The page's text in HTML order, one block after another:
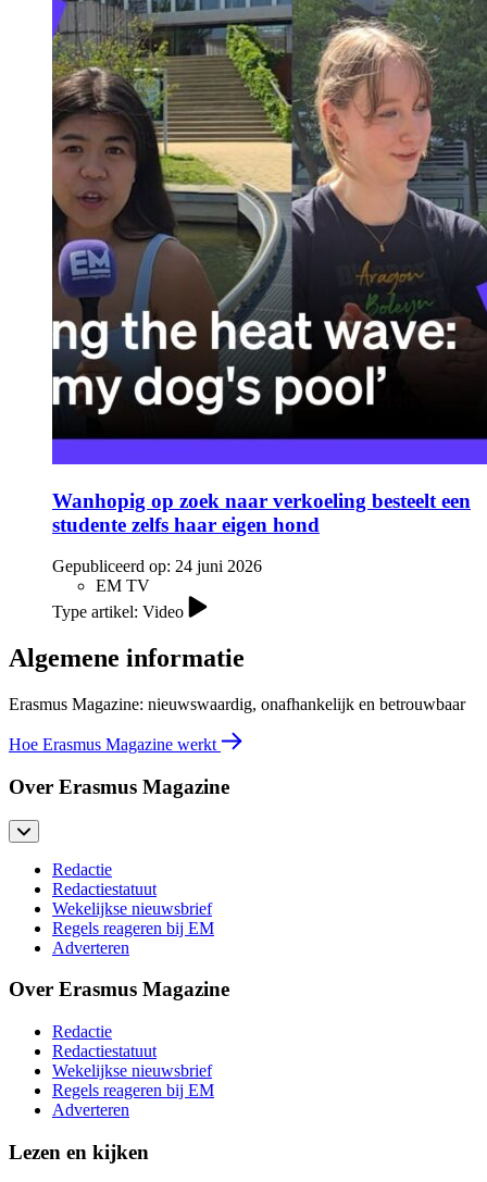
Wanhopig op zoek naar verkoeling besteelt een
studente zelfs haar eigen hond
Gepubliceerd op: 24 juni 2026
EM TV
Type artikel: Video
Algemene informatie
Erasmus Magazine: nieuwswaardig, onafhankelijk en betrouwbaar
Hoe Erasmus Magazine werkt
Over Erasmus Magazine
Redactie
Redactiestatuut
Wekelijkse nieuwsbrief
Regels reageren bij EM
Adverteren
Over Erasmus Magazine
Redactie
Redactiestatuut
Wekelijkse nieuwsbrief
Regels reageren bij EM
Adverteren
Lezen en kijken